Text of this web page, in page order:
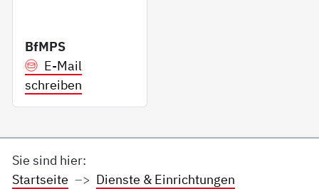
BfMPS
E-Mail
schreiben
Sie sind hier:
Startseite
Dienste & Einrichtungen